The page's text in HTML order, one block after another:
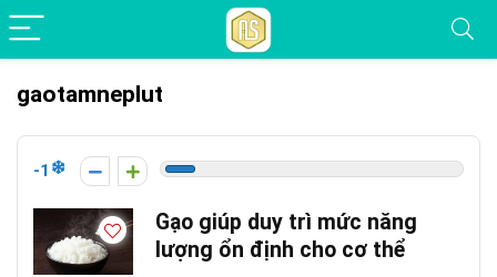
gaotamneplut
-1
Gạo giúp duy trì mức năng
lượng ổn định cho cơ thể